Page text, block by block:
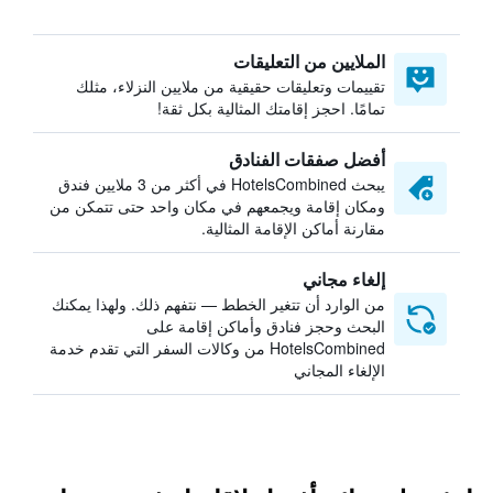
الملايين من التعليقات
تقييمات وتعليقات حقيقية من ملايين النزلاء، مثلك
تمامًا. احجز إقامتك المثالية بكل ثقة!
أفضل صفقات الفنادق
يبحث HotelsCombined في أكثر من 3 ملايين فندق
ومكان إقامة ويجمعهم في مكان واحد حتى تتمكن من
مقارنة أماكن الإقامة المثالية.
إلغاء مجاني
من الوارد أن تتغير الخطط — نتفهم ذلك. ولهذا يمكنك
البحث وحجز فنادق وأماكن إقامة على
HotelsCombined من وكالات السفر التي تقدم خدمة
الإلغاء المجاني